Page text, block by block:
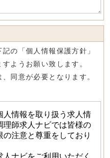
の「個人情報保護方針」
ようお願い致します。
同意が必要となります。